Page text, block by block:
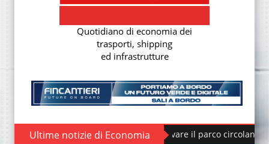
Quotidiano di economia dei
trasporti, shipping
ed infrastrutture
Ultime notizie di Economia
mercato cresce e la sfida è rinnovare il parco circolante